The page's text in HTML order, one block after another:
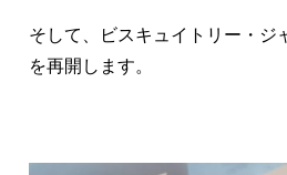
そして、ビスキュイトリー・ジ
を再開します。